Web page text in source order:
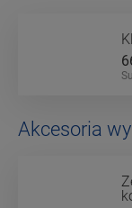
Akcesoria